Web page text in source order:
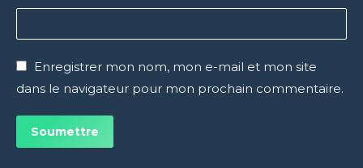
Enregistrer mon nom, mon e-mail et mon site
dans le navigateur pour mon prochain commentaire.